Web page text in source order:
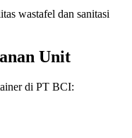
wastafel dan sanitasi
Unit
di PT BCI: